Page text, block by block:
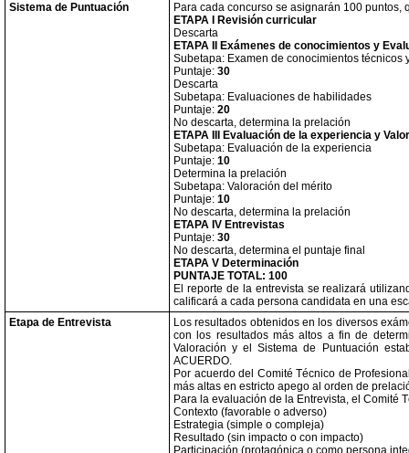
Sistema de Puntuación
Para cada concurso se asignarán 100
ETAPA I Revisión curricular
Descarta
ETAPA II Exámenes de conocimientos y
Subetapa: Examen de conocimientos
Puntaje: 30
Descarta
Subetapa: Evaluaciones de habilidades
Puntaje: 20
No descarta, determina la prelación
ETAPA III Evaluación de la experiencia y
Subetapa: Evaluación de la experiencia
Puntaje: 10
Determina la prelación
Subetapa: Valoración del mérito
Puntaje: 10
No descarta, determina la prelación
ETAPA IV Entrevistas
Puntaje: 30
No descarta, determina el puntaje final
ETAPA V Determinación
PUNTAJE TOTAL: 100
El reporte de la entrevista se realizará
calificará a cada persona candidata en una
Etapa de Entrevista
Los resultados obtenidos en los diversos
con los resultados más altos a fin de
Valoración y el Sistema de Puntuación
ACUERDO.
Por acuerdo del Comité Técnico de
más altas en estricto apego al orden de
Para la evaluación de la Entrevista, el Comité
Contexto (favorable o adverso)
Estrategia (simple o compleja)
Resultado (sin impacto o con impacto)
Participación (protagónica o como persona